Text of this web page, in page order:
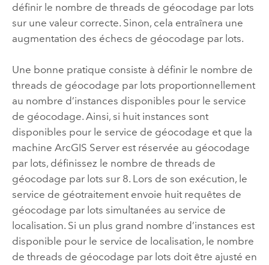
définir le nombre de threads de géocodage par lots
sur une valeur correcte. Sinon, cela entraînera une
augmentation des échecs de géocodage par lots.
Une bonne pratique consiste à définir le nombre de
threads de géocodage par lots proportionnellement
au nombre d’instances disponibles pour le service
de géocodage. Ainsi, si huit instances sont
disponibles pour le service de géocodage et que la
machine ArcGIS Serverest réservée au géocodage
par lots, définissez le nombre de threads de
géocodage par lots sur 8. Lors de son exécution, le
service de géotraitement envoie huit requêtes de
géocodage par lots simultanées au service de
localisation. Si un plus grand nombre d’instances est
disponible pour le service de localisation, le nombre
de threads de géocodage par lots doit être ajusté en